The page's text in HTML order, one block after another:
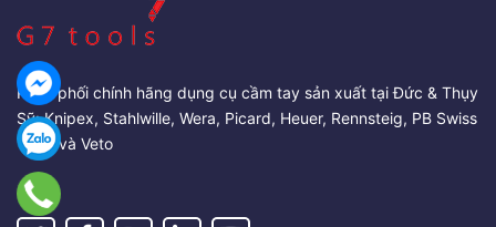
Phân phối chính hãng dụng cụ cầm tay sản xuất tại Đức & Thụy
Sỹ: Knipex, Stahlwille, Wera, Picard, Heuer, Rennsteig, PB Swiss
Tools và Veto